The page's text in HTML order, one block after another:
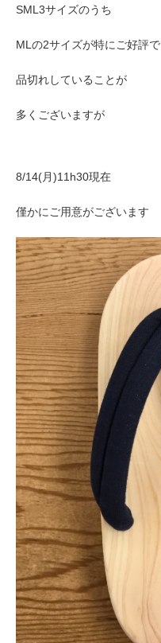
SML3サイズのうち
MLの2サイズが特にご好評で
品切れしていることが
多くございますが
8/14(月)11h30現在
僅かにご用意がございます